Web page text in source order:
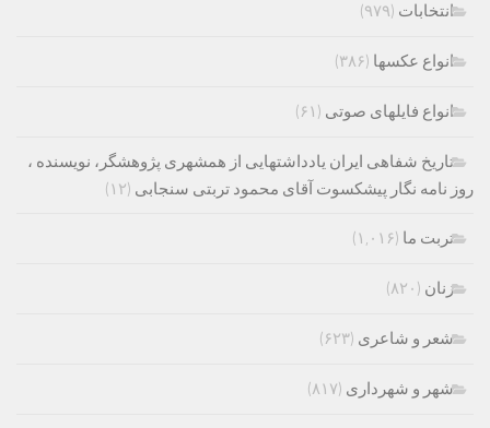
انتخابات (۹۷۹)
انواع عکسها (۳۸۶)
انواع فایلهای صوتی (۶۱)
تاریخ شفاهی ایران یادداشتهایی از همشهری پژوهشگر، نویسنده ،
روز نامه نگار پیشکسوت آقای محمود تربتی سنجابی (۱۲)
تربت ما (۱,۰۱۶)
زنان (۸۲۰)
شعر و شاعری (۶۲۳)
شهر و شهرداری (۸۱۷)